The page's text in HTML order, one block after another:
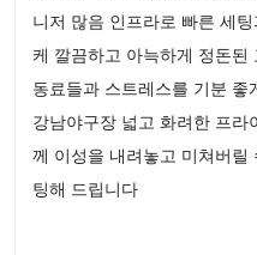
니저 많음 인프라로 빠른 세
케 깔끔하고 아늑하게 정돈된
동료들과 스트레스를 기분
강남야구장 넓고 화려한 프
께 이성을 내려놓고 미쳐버릴
팅해 드립니다